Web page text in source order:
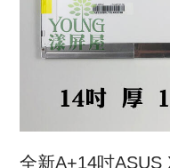
全新A+14吋ASUS